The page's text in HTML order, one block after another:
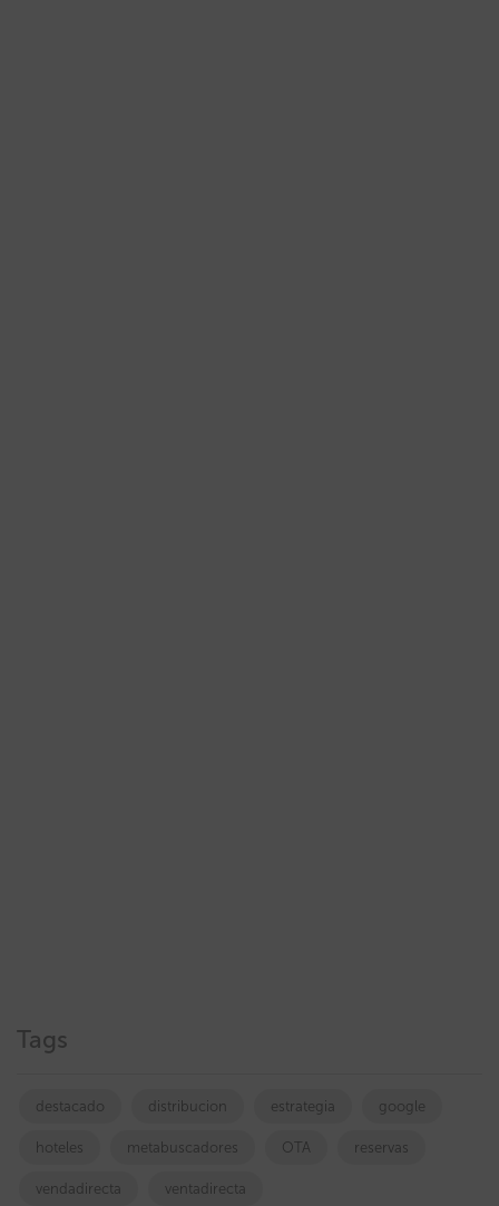
Tags
destacado distribucion estrategia google
hoteles metabuscadores OTA reservas
vendadirecta ventadirecta